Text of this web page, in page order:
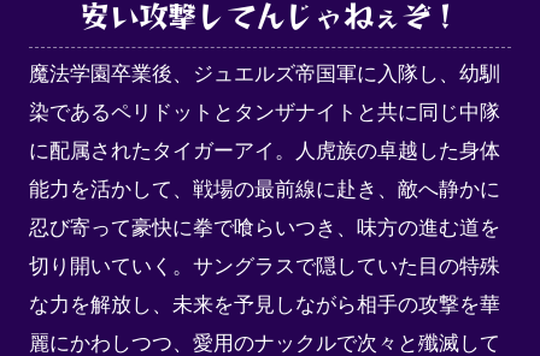
安い攻撃してんじゃねぇぞ！
魔法学園卒業後、ジュエルズ帝国軍に入隊し、幼馴
染であるペリドットとタンザナイトと共に同じ中隊
に配属されたタイガーアイ。人虎族の卓越した身体
能力を活かして、戦場の最前線に赴き、敵へ静かに
忍び寄って豪快に拳で喰らいつき、味方の進む道を
切り開いていく。サングラスで隠していた目の特殊
な力を解放し、未来を予見しながら相手の攻撃を華
麗にかわしつつ、愛用のナックルで次々と殲滅して